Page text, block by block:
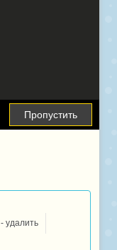
Пропустить
- удалить